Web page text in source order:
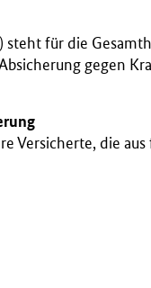
steht für die
gegen
Versicherte, die